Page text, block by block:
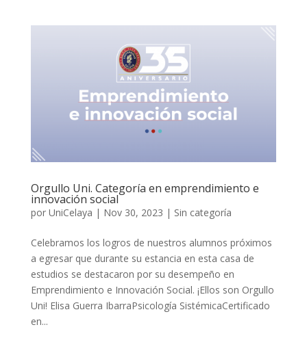
Orgullo Uni. Categoría en emprendimiento e
innovación social
por UniCelaya | Nov 30, 2023 | Sin categoría
Celebramos los logros de nuestros alumnos próximos
a egresar que durante su estancia en esta casa de
estudios se destacaron por su desempeño en
Emprendimiento e Innovación Social. ¡Ellos son Orgullo
Uni! Elisa Guerra IbarraPsicología SistémicaCertificado
en...